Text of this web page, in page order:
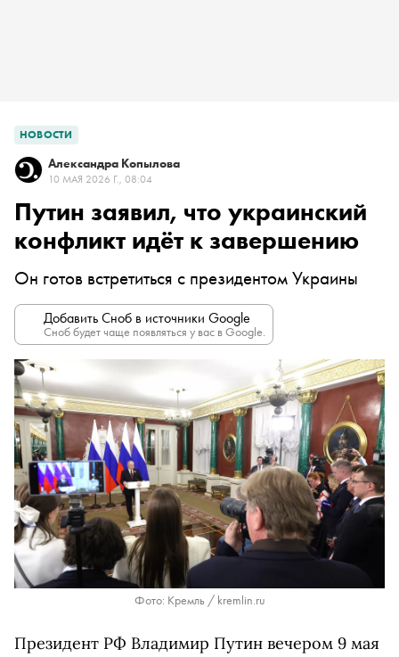
НОВОСТИ
Александра Копылова
10 МАЯ 2026 Г., 08:04
Путин заявил, что украинский
конфликт идёт к завершению
Он готов встретиться с президентом Украины
Добавить Сноб в источники Google
Сноб будет чаще появляться у вас в Google.
Фото: Кремль / kremlin.ru
Президент РФ Владимир Путин вечером 9 мая